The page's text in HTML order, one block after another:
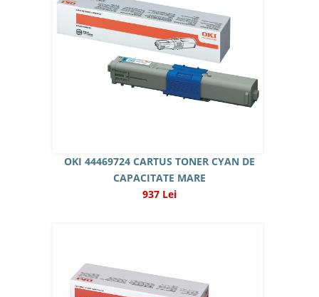
OKI 44469724 CARTUS TONER CYAN DE
CAPACITATE MARE
937 Lei